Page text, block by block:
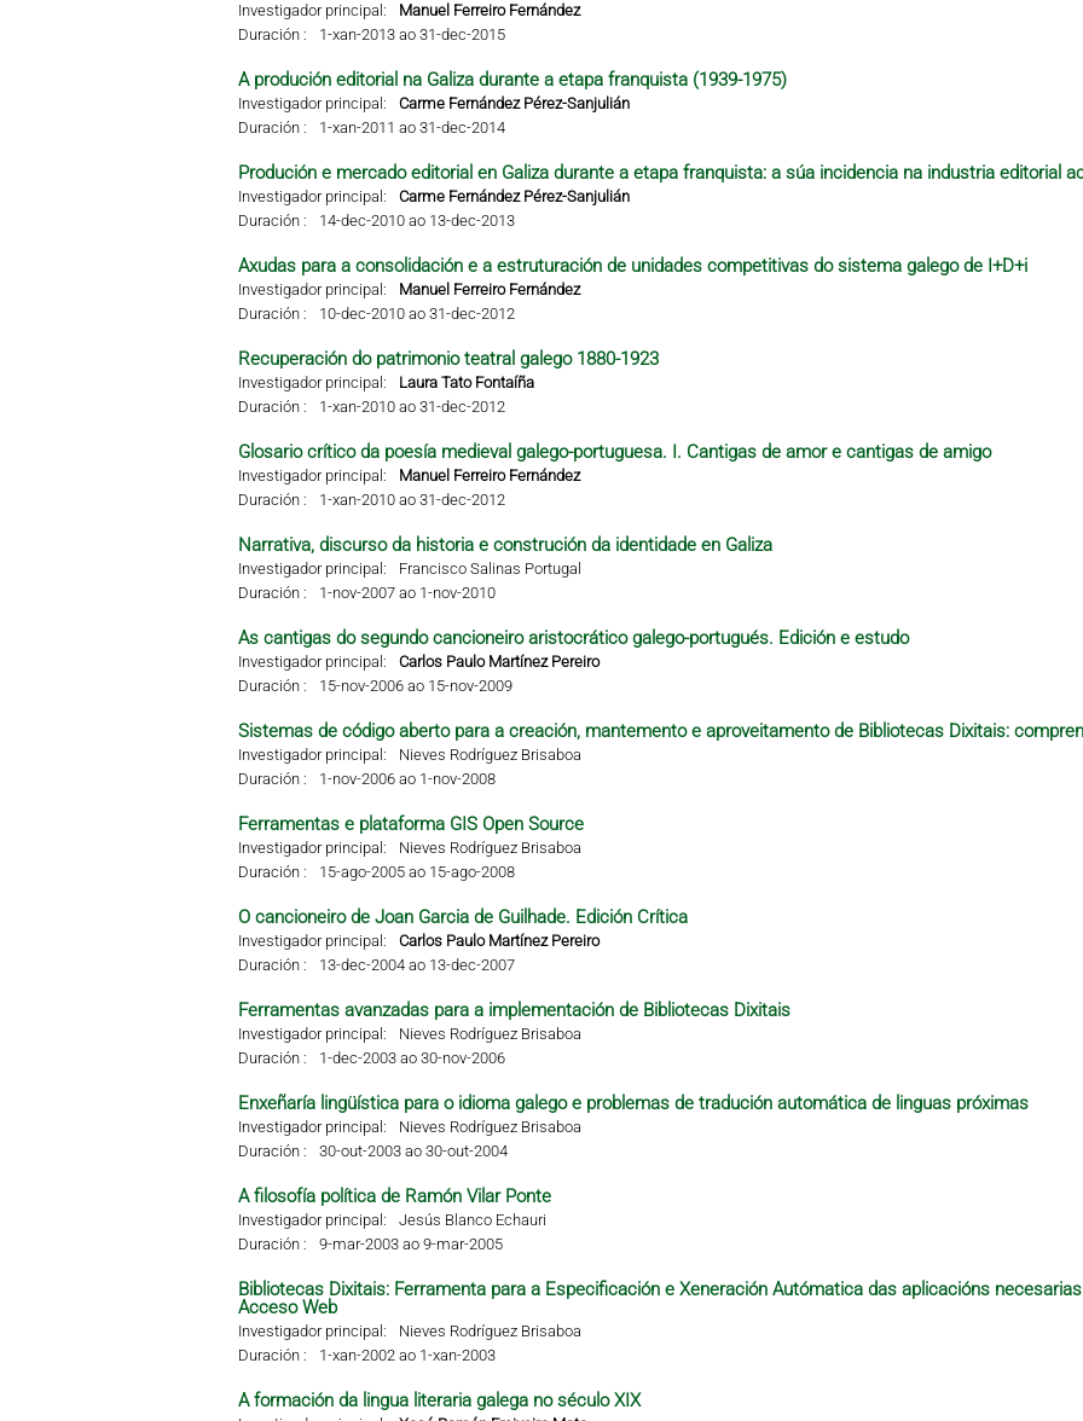
Investigador principal:
Manuel Ferreiro Fernández
Duración :
1-xan-2013 ao 31-dec-2015
A produción editorial na Galiza durante a etapa franquista (1939-1975)
Investigador principal:
Carme Fernández Pérez-Sanjulián
Duración :
1-xan-2011 ao 31-dec-2014
Produción e mercado editorial en Galiza durante a etapa franquista: a súa incidencia na industria editorial
Investigador principal:
Carme Fernández Pérez-Sanjulián
Duración :
14-dec-2010 ao 13-dec-2013
Axudas para a consolidación e a estruturación de unidades competitivas do sistema galego de I+D+i
Investigador principal:
Manuel Ferreiro Fernández
Duración :
10-dec-2010 ao 31-dec-2012
Recuperación do patrimonio teatral galego 1880-1923
Investigador principal:
Laura Tato Fontaíña
Duración :
1-xan-2010 ao 31-dec-2012
Glosario crítico da poesía medieval galego-portuguesa. I. Cantigas de amor e cantigas de amigo
Investigador principal:
Manuel Ferreiro Fernández
Duración :
1-xan-2010 ao 31-dec-2012
Narrativa, discurso da historia e construción da identidade en Galiza
Investigador principal:
Francisco Salinas Portugal
Duración :
1-nov-2007 ao 1-nov-2010
As cantigas do segundo cancioneiro aristocrático galego-portugués. Edición e estudo
Investigador principal:
Carlos Paulo Martínez Pereiro
Duración :
15-nov-2006 ao 15-nov-2009
Sistemas de código aberto para a creación, mantemento e aproveitamento de Bibliotecas Dixitais:
Investigador principal:
Nieves Rodríguez Brisaboa
Duración :
1-nov-2006 ao 1-nov-2008
Ferramentas e plataforma GIS Open Source
Investigador principal:
Nieves Rodríguez Brisaboa
Duración :
15-ago-2005 ao 15-ago-2008
O cancioneiro de Joan Garcia de Guilhade. Edición Crítica
Investigador principal:
Carlos Paulo Martínez Pereiro
Duración :
13-dec-2004 ao 13-dec-2007
Ferramentas avanzadas para a implementación de Bibliotecas Dixitais
Investigador principal:
Nieves Rodríguez Brisaboa
Duración :
1-dec-2003 ao 30-nov-2006
Enxeñaría lingüística para o idioma galego e problemas de tradución automática de linguas próximas
Investigador principal:
Nieves Rodríguez Brisaboa
Duración :
30-out-2003 ao 30-out-2004
A filosofía política de Ramón Vilar Ponte
Investigador principal:
Jesús Blanco Echauri
Duración :
9-mar-2003 ao 9-mar-2005
Bibliotecas Dixitais: Ferramenta para a Especificación e Xeneración Autómatica das aplicacións
Acceso Web
Investigador principal:
Nieves Rodríguez Brisaboa
Duración :
1-xan-2002 ao 1-xan-2003
A formación da lingua literaria galega no século XIX